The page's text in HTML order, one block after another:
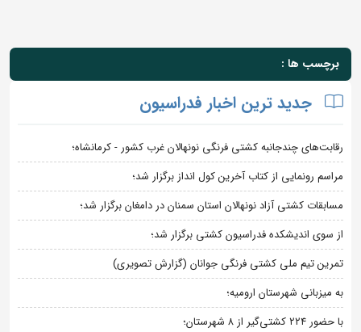
برچسب ها :
جدید ترین اخبار فدراسیون
رقابت‌های چندجانبه کشتی فرنگی نونهالان غرب کشور - کرمانشاه؛
مراسم رونمایی از کتاب آخرین کول انداز برگزار شد؛
مسابقات کشتی آزاد نونهالان استان سمنان در دامغان برگزار شد؛
از سوی اندیشکده فدراسیون کشتی برگزار شد؛
تمرین تیم ملی کشتی فرنگی جوانان (گزارش تصویری)
به میزبانی شهرستان ارومیه؛
با حضور ۲۲۴ کشتی‌گیر از ۸ شهرستان؛